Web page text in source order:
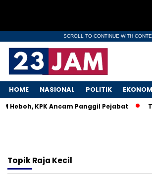
SCROLL TO CONTINUE WITH
HOME NASIONAL POLITIK
Heboh, KPK Ancam Panggil Pejabat
TopikRaja Kecil